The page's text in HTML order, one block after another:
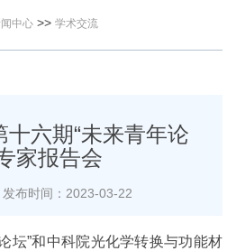
中心 >> 学术交流
六期“未来青年论
家报告会
发布时间：2023-03-22
坛”和中科院光化学转换与功能材